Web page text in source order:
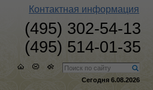
Контактная информация
(495) 302-54-13
(495) 514-01-35
Сегодня 6.08.2026